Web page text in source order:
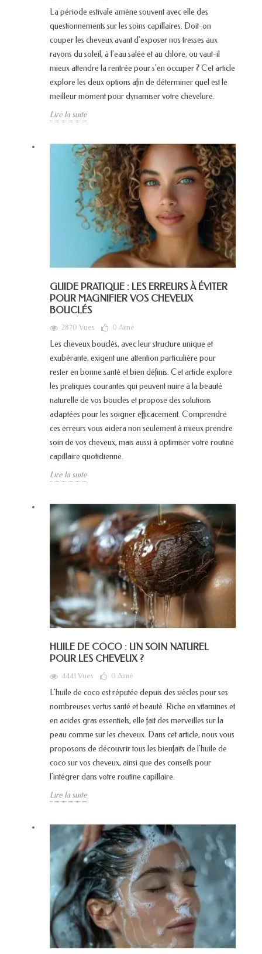
La période estivale amène souvent avec elle des
questionnements sur les soins capillaires. Doit-on
couper les cheveux avant d'exposer nos tresses aux
rayons du soleil, à l'eau salée et au chlore, ou vaut-il
mieux attendre la rentrée pour s'en occuper ? Cet article
explore les deux options afin de déterminer quel est le
meilleur moment pour dynamiser votre chevelure.
Lire la suite
GUIDE PRATIQUE : LES ERREURS À ÉVITER
POUR MAGNIFIER VOS CHEVEUX
BOUCLÉS
2870 Vues 0 Aimé
Les cheveux bouclés, avec leur structure unique et
exubérante, exigent une attention particulière pour
rester en bonne santé et bien définis. Cet article explore
les pratiques courantes qui peuvent nuire à la beauté
naturelle de vos boucles et propose des solutions
adaptées pour les soigner efficacement. Comprendre
ces erreurs vous aidera non seulement à mieux prendre
soin de vos cheveux, mais aussi à optimiser votre routine
capillaire quotidienne.
Lire la suite
HUILE DE COCO : UN SOIN NATUREL
POUR LES CHEVEUX ?
4441 Vues 0 Aimé
L'huile de coco est réputée depuis des siècles pour ses
nombreuses vertus santé et beauté. Riche en vitamines et
en acides gras essentiels, elle fait des merveilles sur la
peau comme sur les cheveux. Dans cet article, nous vous
proposons de découvrir tous les bienfaits de l'huile de
coco sur vos cheveux, ainsi que des conseils pour
l'intégrer dans votre routine capillaire.
Lire la suite